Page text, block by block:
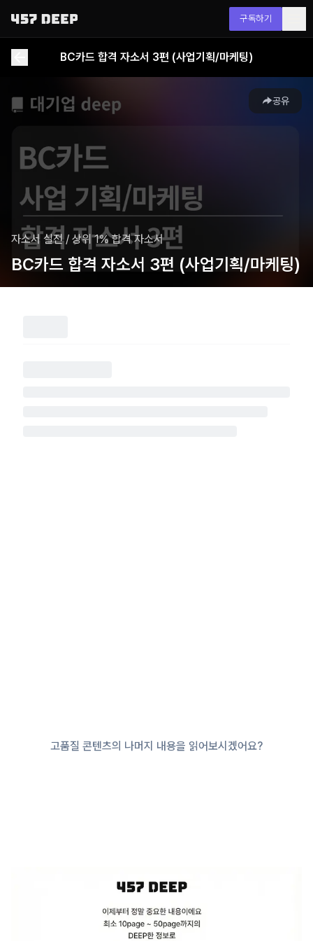
구독하기
BC카드 합격 자소서 3편 (사업기획/마케팅)
공유
자소서 실전/ 상위 1% 합격 자소서
BC카드 합격 자소서 3편 (사업기획/마케팅)
고품질 콘텐츠의 나머지 내용을 읽어보시겠어요?